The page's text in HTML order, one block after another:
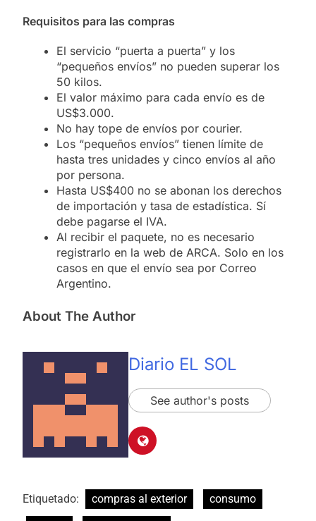
Requisitos para las compras
El servicio “puerta a puerta” y los
“pequeños envíos” no pueden superar los
50 kilos.
El valor máximo para cada envío es de
US$3.000.
No hay tope de envíos por courier.
Los “pequeños envíos” tienen límite de
hasta tres unidades y cinco envíos al año
por persona.
Hasta US$400 no se abonan los derechos
de importación y tasa de estadística. Sí
debe pagarse el IVA.
Al recibir el paquete, no es necesario
registrarlo en la web de ARCA. Solo en los
casos en que el envío sea por Correo
Argentino.
About The Author
Diario EL SOL
See author's posts
Etiquetado: compras al exterior
consumo